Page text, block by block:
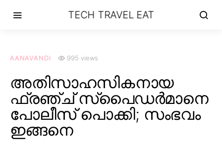
TECH TRAVEL EAT
AANAVANDI 995 views
അതിസാഹസികനായ
ഫ്രഞ്ച് സ്പൈഡർമാനെ
പോലീസ് പൊക്കി; സംഭവം
ഇങ്ങനെ